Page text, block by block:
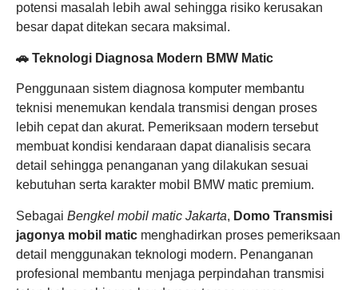
potensi masalah lebih awal sehingga risiko kerusakan
besar dapat ditekan secara maksimal.
🚗 Teknologi Diagnosa Modern BMW Matic
Penggunaan sistem diagnosa komputer membantu
teknisi menemukan kendala transmisi dengan proses
lebih cepat dan akurat. Pemeriksaan modern tersebut
membuat kondisi kendaraan dapat dianalisis secara
detail sehingga penanganan yang dilakukan sesuai
kebutuhan serta karakter mobil BMW matic premium.
Sebagai Bengkel mobil matic Jakarta, Domo Transmisi
jagonya mobil matic menghadirkan proses pemeriksaan
detail menggunakan teknologi modern. Penanganan
profesional membantu menjaga perpindahan transmisi